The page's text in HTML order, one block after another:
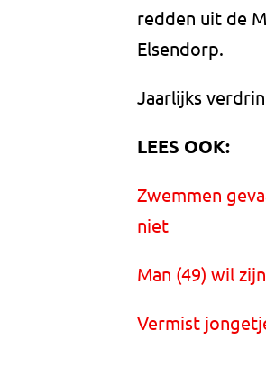
redden uit de
Elsendorp.
Jaarlijks
LEES OOK:
Zwemmen
niet
Man (49) wil
Vermist